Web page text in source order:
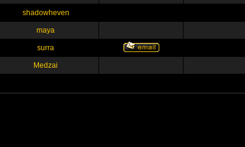
shadowheven
maya
surra
Medzai